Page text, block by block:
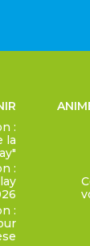
:
la
:
: